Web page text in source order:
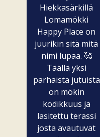
Hiekkasärkillä
Lomamökki
Happy Place on
juurikin sitä mitä
nimi lupaa. 🥰
Täällä yksi
parhaista jutuista
on mökin
kodikkuus ja
lasitettu terassi
josta avautuvat